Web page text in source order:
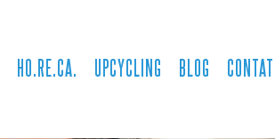
HO.RE.CA. UPCYCLING BLOG